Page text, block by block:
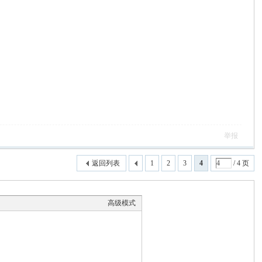
举报
1 2 3 4 / 4 页
返回列表
高级模式